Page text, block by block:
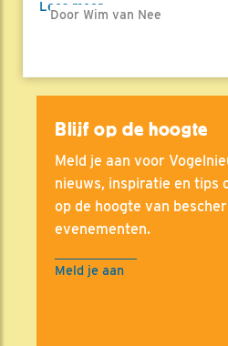
Lees meer
Door Wim van Nee
Blijf op de hoogte
Meld je aan voor
nieuws, inspiratie en tips
op de hoogte van
evenementen.
Meld je aan